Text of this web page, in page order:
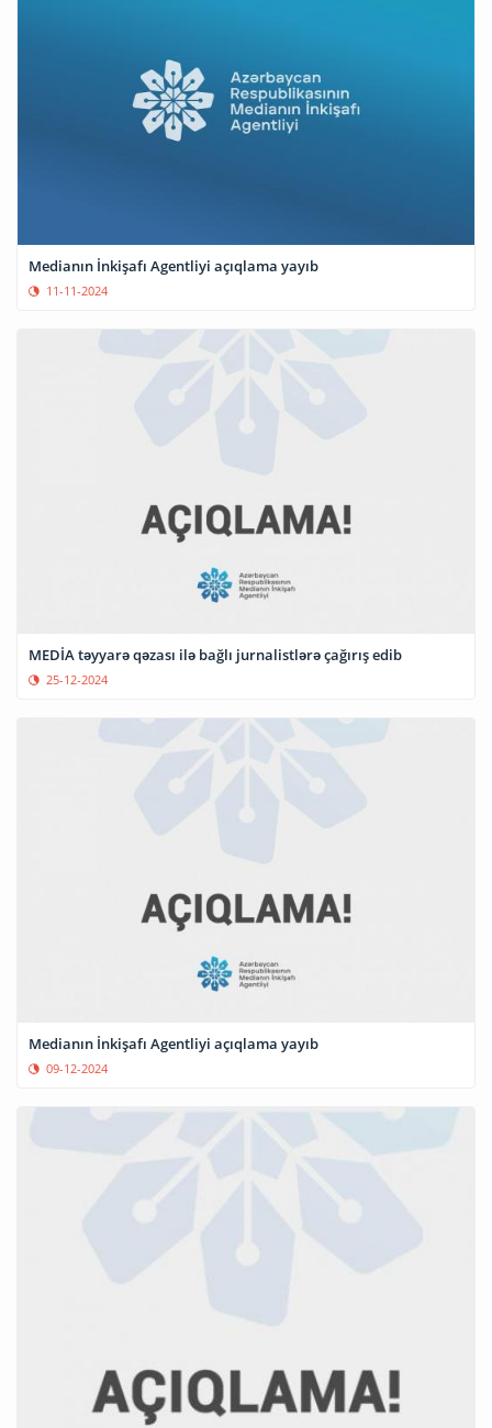
Medianın İnkişafı Agentliyi açıqlama yayıb
11-11-2024
MEDİA təyyarə qəzası ilə bağlı jurnalistlərə çağırış edib
25-12-2024
Medianın İnkişafı Agentliyi açıqlama yayıb
09-12-2024